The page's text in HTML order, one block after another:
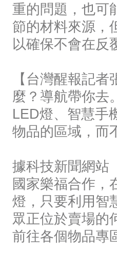
重的問題，也可
節的材料來源，
以確保不會在反
【台灣醒報記
麼？導航帶你去
LED燈、智慧手
物品的區域，而
據科技新聞網站
國家樂福合作，
燈，只要利用智
眾正位於賣場的
前往各個物品專